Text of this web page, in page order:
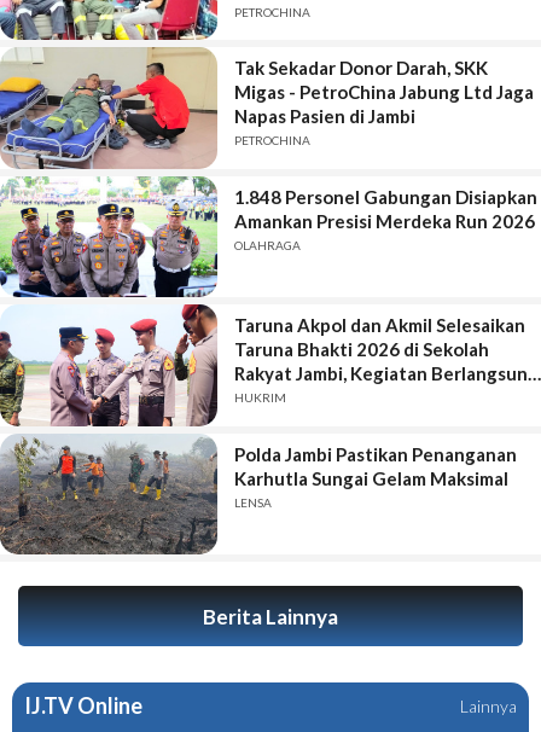
PETROCHINA
Tak Sekadar Donor Darah, SKK
Migas - PetroChina Jabung Ltd Jaga
Napas Pasien di Jambi
PETROCHINA
1.848 Personel Gabungan Disiapkan
Amankan Presisi Merdeka Run 2026
OLAHRAGA
Taruna Akpol dan Akmil Selesaikan
Taruna Bhakti 2026 di Sekolah
Rakyat Jambi, Kegiatan Berlangsung
Aman dan Lancar
HUKRIM
Polda Jambi Pastikan Penanganan
Karhutla Sungai Gelam Maksimal
LENSA
Berita Lainnya
IJ.TV Online Lainnya